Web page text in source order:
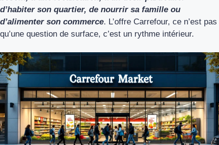
d’habiter son quartier, de nourrir sa famille ou
d’alimenter son commerce. L’offre Carrefour, ce n’est pas
qu’une question de surface, c’est un rythme intérieur.